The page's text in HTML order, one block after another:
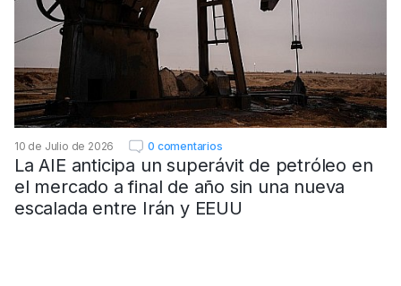
10 de Julio de 2026 0 comentarios
La AIE anticipa un superávit de petróleo en
el mercado a final de año sin una nueva
escalada entre Irán y EEUU